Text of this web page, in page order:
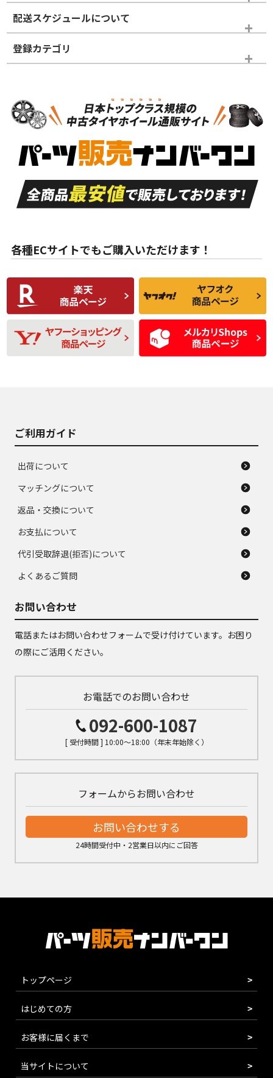
※商品ランクは出品者の主観により判断しておりますので、あら
かじめご了承ください。
ホイールランク
S
品）
S
新車外し品（新古
付き
A
走行距離も少なく、
目立つ傷もほとんど
ない中古品
A
走行距離も少なく、
非常に状態の良い中
古品
な中古品
んどない中古品
C
比較的きれいな中古
品
C
られるが、使用に問
題のない中古品
D
使用感や目立つ傷が
あり、一般的な中古
品
D
残り溝も少なく、偏
磨耗がみられ、短期
間使用できるくらい
の中古品
配送スケジュールについて
登録カテゴリ
スタッドレスタイヤのみ
各種ECサイトでもご購入いただけます！
ご利用ガイド
出荷について
マッチングについて
返品・交換について
お支払について
代引受取辞退(拒否)について
よくあるご質問
お問い合わせ
電話またはお問い合わせフォームで受け付けています。お困り
の際にご活用ください。
お電話でのお問い合わせ
092-600-1087
[ 受付時間 ] 10:00～18:00（年末年始除く）
フォームからお問い合わせ
お問い合わせする
24時間受付中・2営業日以内にご回答
トップページ
はじめての方
お客様に届くまで
当サイトについて